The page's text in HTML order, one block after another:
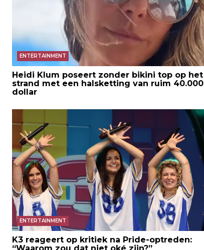
ENTERTAINMENT
Heidi Klum poseert zonder bikini top op het
strand met een halsketting van ruim 40.000
dollar
ENTERTAINMENT
K3 reageert op kritiek na Pride-optreden: